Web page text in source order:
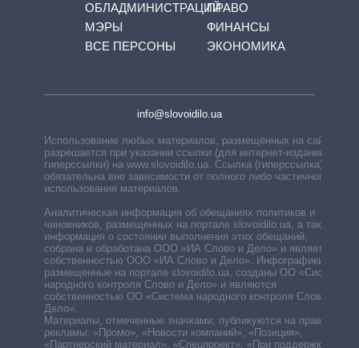
ОБЛАДМИНИСТРАЦИЙ
МЭРЫ
ВСЕ ПЕРСОНЫ
ПРАВО
ФИНАНСЫ
ЭКОНОМИКА
info@slovoidilo.ua
Использование любых материалов, размещённых на сайте,
разрешается при указании ссылки (для интернет-изданий —
гиперссылки) на www.slovoidilo.ua. Ссылка (гиперссылка)
обязательна вне зависимости от полного либо частичного
использования материалов.
Аналитическая информация об обещаниях политиков и
чиновников, размещенных на портале slovoidilo.ua, а также
информация о состоянии выполнения этих обещаний,
собрана и обработана ООО «ИА Слово и Дело» и является
собственностью ООО «ИА Слово и Дело». Инфографики,
размещенные на портале slovoidilo.ua, созданы ОО «Система
народного контроля Слово и Дело» и являются
собственностью ОО «Система народного контроля Слово и
Дело».
Материалы, отмеченные значками, публикуются на правах
рекламы: «Промо», «Новости компаний», «Позиция»,
«Партнерский материал», «Спецпроект», «При поддержке».